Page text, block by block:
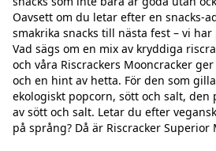
Oavsett om du letar efter en snacks-
smakrika snacks till nästa fest – vi
Vad sägs om en mix av kryddiga
och våra Riscrackers Mooncracker
och en hint av hetta. För den som
ekologiskt popcorn, sött och salt, den
av sött och salt. Letar du efter
på språng? Då är Riscracker